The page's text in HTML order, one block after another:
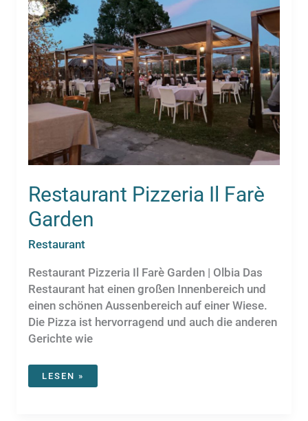
Restaurant Pizzeria Il Farè
Garden
Restaurant
Restaurant Pizzeria Il Farè Garden | Olbia Das
Restaurant hat einen großen Innenbereich und
einen schönen Aussenbereich auf einer Wiese.
Die Pizza ist hervorragend und auch die anderen
Gerichte wie
RESTAURANT
LESEN »